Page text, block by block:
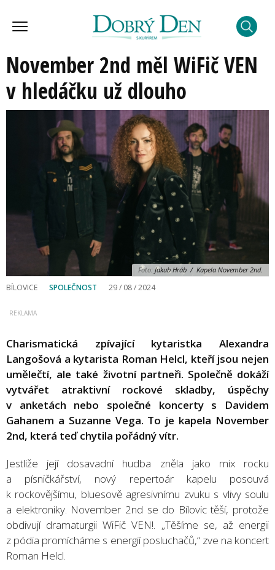
November 2nd měl WiFič VEN
v hledáčku už dlouho
Foto: Jakub Hráb / Kapela November 2nd.
BÍLOVICE SPOLEČNOST 29 / 08 / 2024
Charismatická zpívající kytaristka Alexandra
Langošová a kytarista Roman Helcl, kteří jsou nejen
umělečtí, ale také životní partneři. Společně dokáží
vytvářet atraktivní rockové skladby, úspěchy
v anketách nebo společné koncerty s Davidem
Gahanem a Suzanne Vega. To je kapela November
2nd, která teď chytila pořádný vítr.
Jestliže její dosavadní hudba zněla jako mix rocku
a písničkářství, nový repertoár kapelu posouvá
k rockovějšímu, bluesově agresivnímu zvuku s vlivy soulu
a elektroniky. November 2nd se do Bílovic těší, protože
obdivují dramaturgii WiFič VEN!. „Těšíme se, až energii
z pódia promícháme s energií posluchačů,“ zve na koncert
Roman Helcl.